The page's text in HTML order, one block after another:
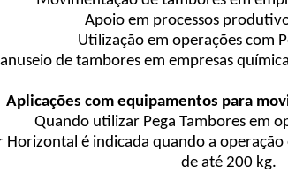
Apoio em processos
Utilização em operações com
de tambores em empresas
Aplicações com equipamentos para
Quando utilizar Pega Tambores em
Horizontal é indicada quando a
de até 200 kg.